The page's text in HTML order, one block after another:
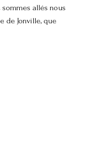
allés nous
de Jonville, que